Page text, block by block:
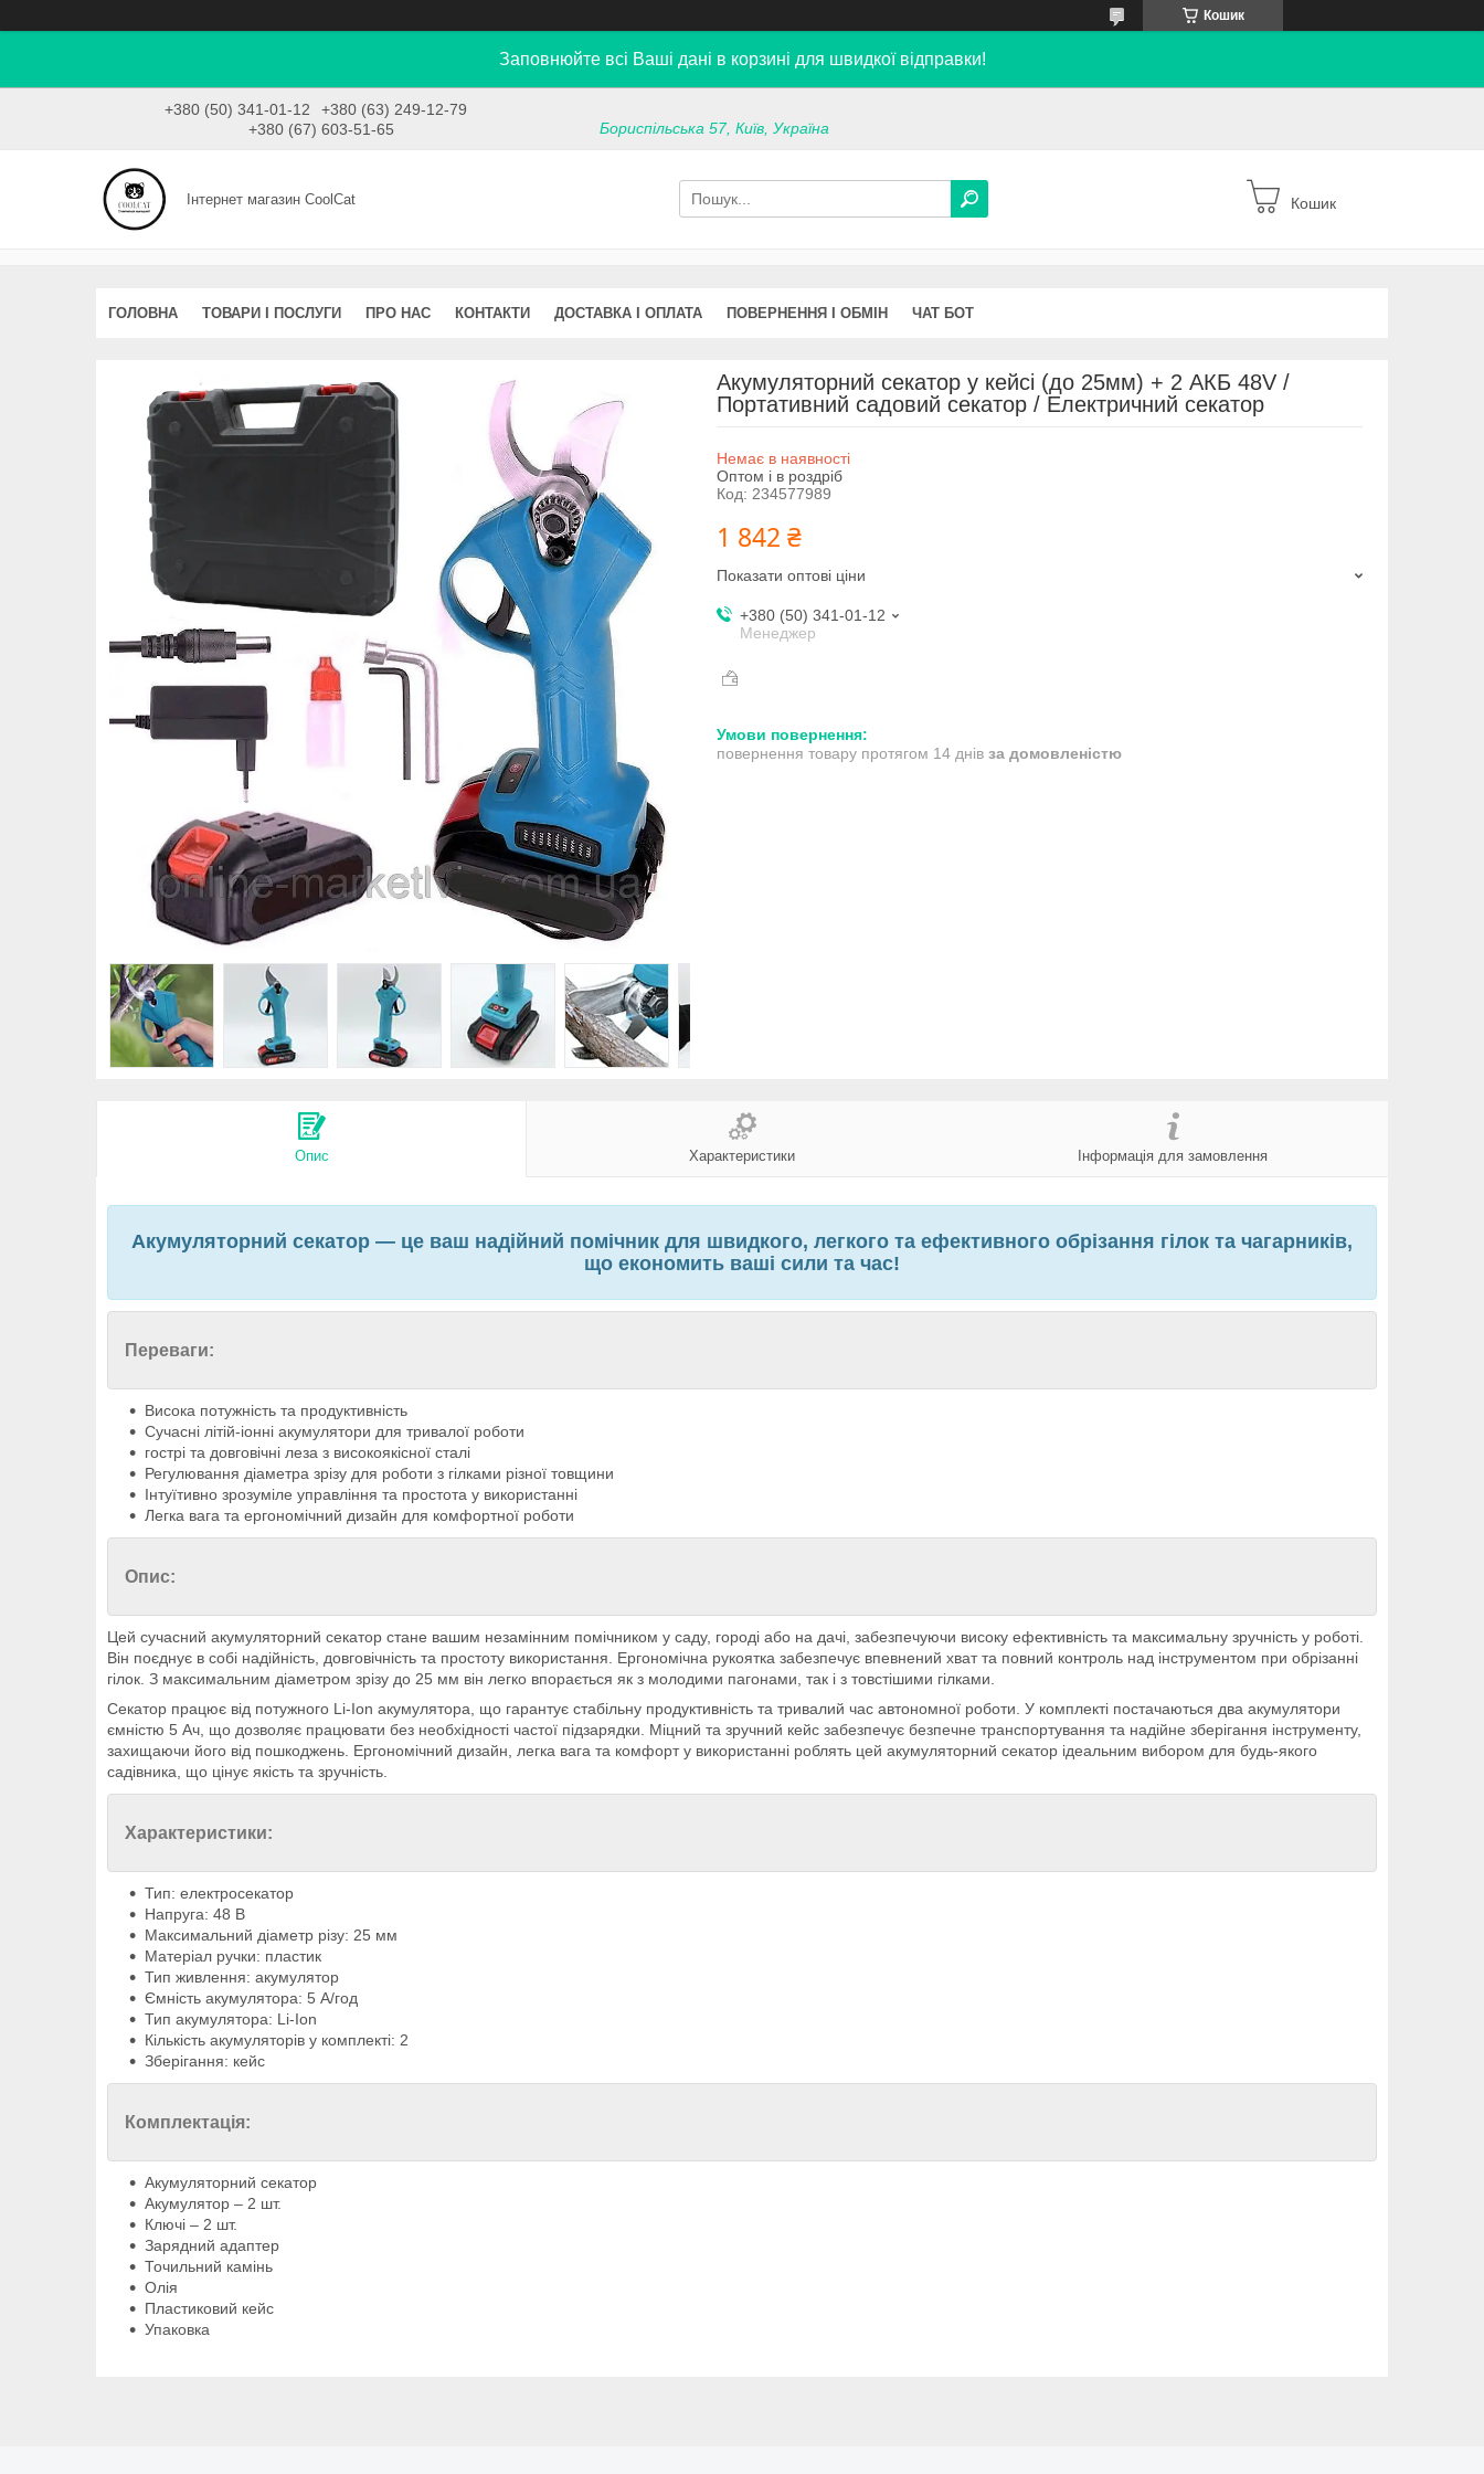
Кошик
Заповнюйте всі Ваші дані в корзині для швидкої відправки!
+380 (50) 341-01-12
+380 (63) 249-12-79
+380 (67) 603-51-65
Бориспільська 57, Київ, Україна
Інтернет магазин CoolCat Кошик
ГОЛОВНА ТОВАРИ І ПОСЛУГИ ПРО НАС КОНТАКТИ ДОСТАВКА І ОПЛАТА ПОВЕРНЕННЯ І ОБМІН ЧАТ БОТ
Акумуляторний секатор у кейсі (до 25мм) + 2 АКБ 48V /
Портативний садовий секатор / Електричний секатор
Немає в наявності
Оптом і в роздріб
Код: 234577989
1 842 ₴
Показати оптові ціни
+380 (50) 341-01-12
Менеджер
повернення товару протягом 14 днів за домовленістю
Опис Характеристики Інформація для замовлення
Акумуляторний секатор — це ваш надійний помічник для швидкого, легкого та ефективного обрізання гілок та чагарників,
що економить ваші сили та час!
Переваги:
Висока потужність та продуктивність
Сучасні літій-іонні акумулятори для тривалої роботи
гострі та довговічні леза з високоякісної сталі
Регулювання діаметра зрізу для роботи з гілками різної товщини
Інтуїтивно зрозуміле управління та простота у використанні
Легка вага та ергономічний дизайн для комфортної роботи
Опис:
Цей сучасний акумуляторний секатор стане вашим незамінним помічником у саду, городі або на дачі, забезпечуючи високу ефективність та максимальну зручність у роботі.
Він поєднує в собі надійність, довговічність та простоту використання. Ергономічна рукоятка забезпечує впевнений хват та повний контроль над інструментом при обрізанні
гілок. З максимальним діаметром зрізу до 25 мм він легко впорається як з молодими пагонами, так і з товстішими гілками.
Секатор працює від потужного Li-Ion акумулятора, що гарантує стабільну продуктивність та тривалий час автономної роботи. У комплекті постачаються два акумулятори
ємністю 5 Ач, що дозволяє працювати без необхідності частої підзарядки. Міцний та зручний кейс забезпечує безпечне транспортування та надійне зберігання інструменту,
захищаючи його від пошкоджень. Ергономічний дизайн, легка вага та комфорт у використанні роблять цей акумуляторний секатор ідеальним вибором для будь-якого
садівника, що цінує якість та зручність.
Характеристики:
Тип: електросекатор
Напруга: 48 В
Максимальний діаметр різу: 25 мм
Матеріал ручки: пластик
Тип живлення: акумулятор
Ємність акумулятора: 5 А/год
Тип акумулятора: Li-Ion
Кількість акумуляторів у комплекті: 2
Зберігання: кейс
Комплектація:
Акумуляторний секатор
Акумулятор – 2 шт.
Ключі – 2 шт.
Зарядний адаптер
Точильний камінь
Олія
Пластиковий кейс
Упаковка